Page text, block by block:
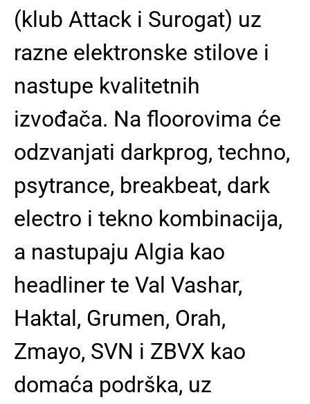
(klub Attack i Surogat) uz
razne elektronske stilove i
nastupe kvalitetnih
izvođača. Na floorovima će
odzvanjati darkprog, techno,
psytrance, breakbeat, dark
electro i tekno kombinacija,
a nastupaju Algia kao
headliner te Val Vashar,
Haktal, Grumen, Orah,
Zmayo, SVN i ZBVX kao
domaća podrška, uz